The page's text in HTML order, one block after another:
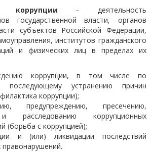
коррупции – деятельность
государственной власти, органов
субъектов Российской Федерации,
институтов гражданского
и физических лиц в пределах их
коррупции, в том числе по
устранению причин
коррупции);
предупреждению, пресечению,
расследованию коррупционных
(борьба с коррупцией);
и (или) ликвидации последствий